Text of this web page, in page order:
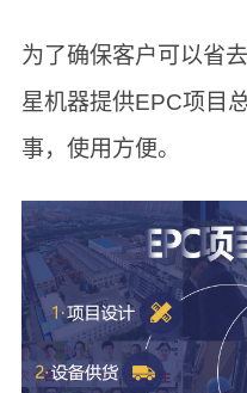
为了确保客户可以省
星机器提供EPC项目
事，使用方便。